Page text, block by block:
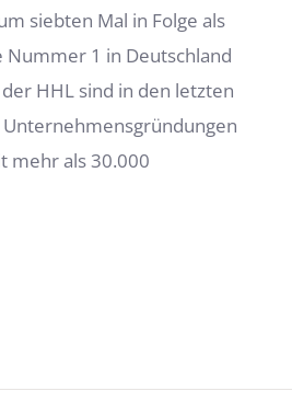
siebten Mal in Folge als
Nummer 1 in Deutschland
HHL sind in den letzten
mehr als 30.000